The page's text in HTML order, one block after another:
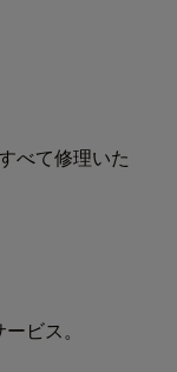
べて修理いた
ビス。